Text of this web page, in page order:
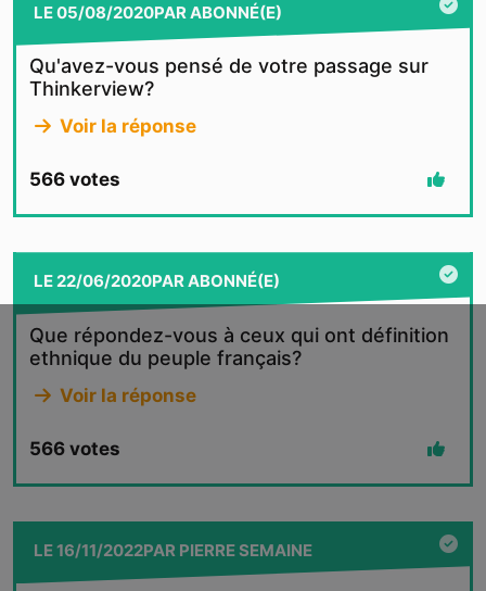
LE05/08/2020PAR ABONNÉ(E)
Qu'avez-vous pensé de votre passage sur
Thinkerview?
Voir la réponse
566 votes
LE22/06/2020PARABONNÉ(E)
Que répondez-vous à ceux qui ont définition
ethnique du peuple français?
Voir la réponse
566 votes
LE16/11/2022PAR PIERRE SEMAINE